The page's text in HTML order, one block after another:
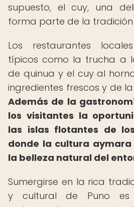
supuesto, el cuy, una
forma parte de la
Los restaurantes
típicos como la trucha a
de quinua y el cuy al
ingredientes frescos y de
Además de la
los visitantes la
las islas flotantes de
donde la cultura
la belleza natural del
Sumergirse en la rica
y cultural de Puno es